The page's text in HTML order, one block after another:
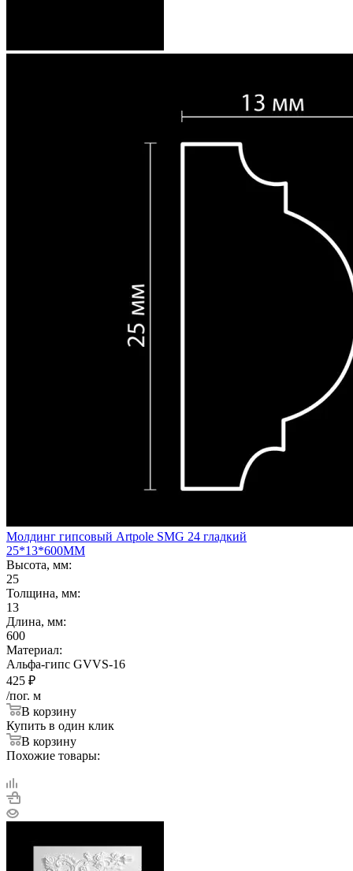
Молдинг гипсовый Artpole SMG 24 гладкий
25*13*600ММ
Высота, мм:
25
Толщина, мм:
13
Длина, мм:
600
Материал:
Альфа-гипс GVVS-16
425 ₽
/пог. м
В корзину
Купить в один клик
В корзину
Похожие товары: